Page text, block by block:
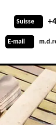
Suisse
E-mail